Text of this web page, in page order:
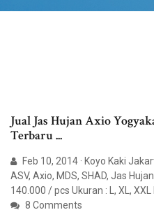
Jual Jas Hujan Axio
Terbaru ...
Feb 10, 2014 · Koyo Kaki
ASV, Axio, MDS, SHAD, Jas
140.000 / pcs Ukuran : L, XL,
8 Comments